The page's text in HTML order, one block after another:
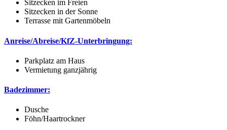
Sitzecken im Freien
Sitzecken in der Sonne
Terrasse mit Gartenmöbeln
Anreise/Abreise/KfZ-Unterbringung:
Parkplatz am Haus
Vermietung ganzjährig
Badezimmer:
Dusche
Föhn/Haartrockner